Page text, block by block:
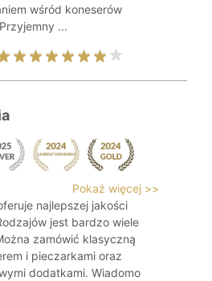
wśród koneserów
...
Pokaż więcej >>
najlepszej jakości
jest bardzo wiele
zamówić klasyczną
i pieczarkami oraz
dodatkami. Wiadomo